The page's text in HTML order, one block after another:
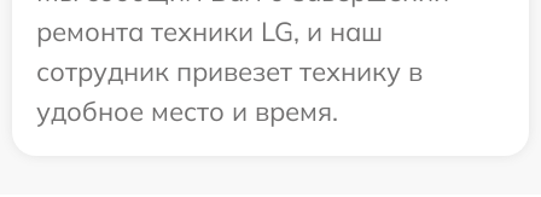
ремонта техники LG, и наш
сотрудник привезет технику в
удобное место и время.